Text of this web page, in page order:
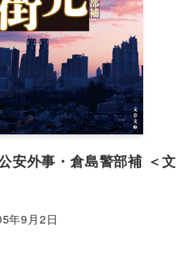
安外事・倉島警部補 ＜文
年9月2日